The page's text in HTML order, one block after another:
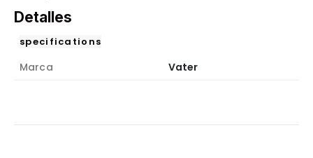
Detalles
specifications
Marca Vater